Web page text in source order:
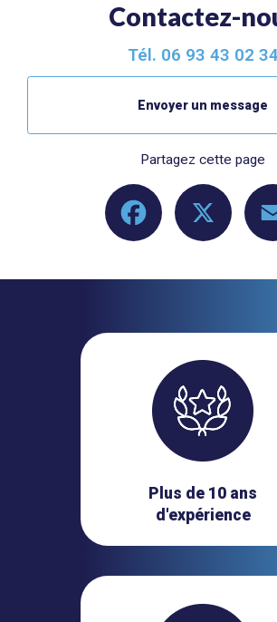
Contactez-
Tél. 06 93 43 02 34
Envoyer un message
Partagez cette page
Facebook
Plus de 10 ans
d'expérience